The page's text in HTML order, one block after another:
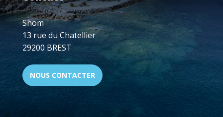
RHODANUS,
ÉCHOUÉ
AUX
ABORDS
DE
BONIFACIO
Shom
13 rue du Chatellier
29200 BREST
NOUS CONTACTER